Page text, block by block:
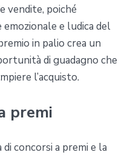
vendite, poiché
e ludica del
in palio crea un
di guadagno che
l’acquisto.
premi
concorsi a premi e la